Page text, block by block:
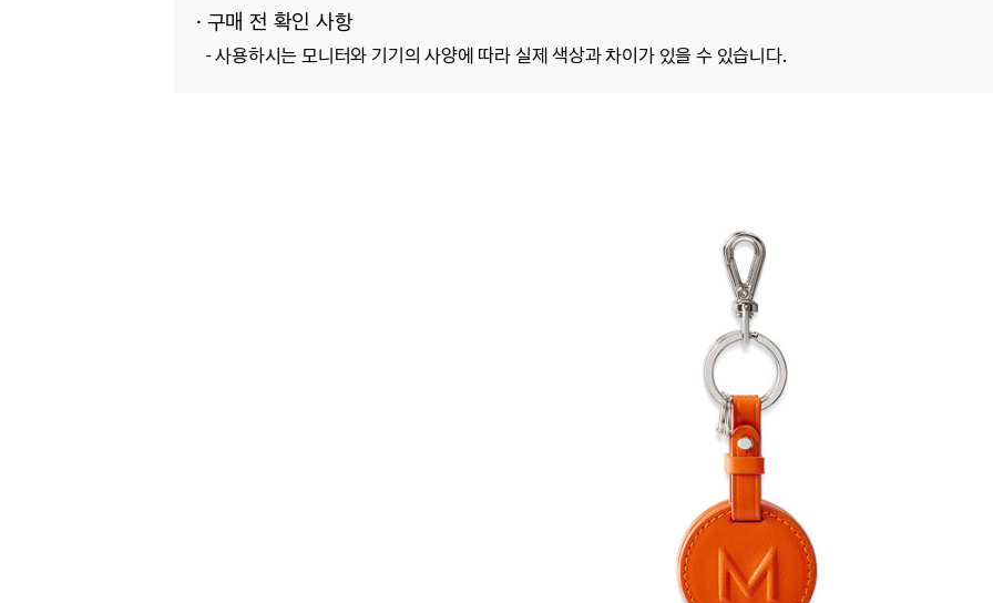
· 구매 전 확인 사항
-사용하시는 모니터와 기기의 사양에 따라 실제 색상과 차이가 있을 수 있습니다.